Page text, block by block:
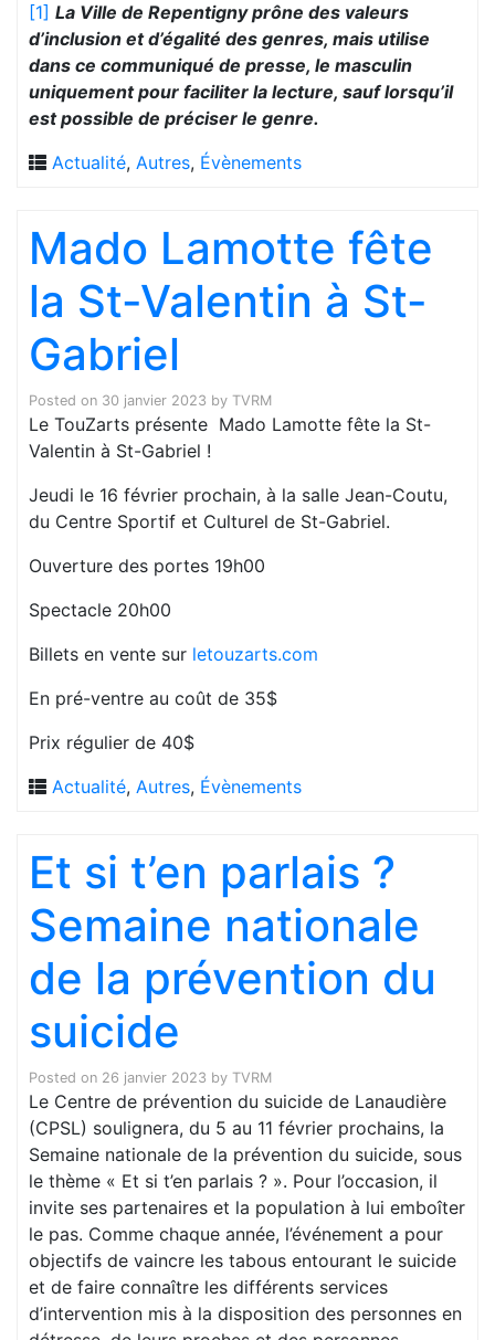
[1] La Ville de Repentigny prône des valeurs
d’inclusion et d’égalité des genres, mais utilise
dans ce communiqué de presse, le masculin
uniquement pour faciliter la lecture, sauf lorsqu’il
est possible de préciser le genre.
Actualité, Autres, Évènements
Mado Lamotte fête
la St-Valentin à St-
Gabriel
Posted on 30 janvier 2023 by TVRM
Le TouZarts présente Mado Lamotte fête la St-
Valentin à St-Gabriel !
Jeudi le 16 février prochain, à la salle Jean-Coutu,
du Centre Sportif et Culturel de St-Gabriel.
Ouverture des portes 19h00
Spectacle 20h00
Billets en vente sur letouzarts.com
En pré-ventre au coût de 35$
Prix régulier de 40$
Actualité, Autres, Évènements
Et si t’en parlais ?
Semaine nationale
de la prévention du
suicide
Posted on 26 janvier 2023 by TVRM
Le Centre de prévention du suicide de Lanaudière
(CPSL) soulignera, du 5 au 11 février prochains, la
Semaine nationale de la prévention du suicide, sous
le thème « Et si t’en parlais ? ». Pour l’occasion, il
invite ses partenaires et la population à lui emboîter
le pas. Comme chaque année, l’événement a pour
objectifs de vaincre les tabous entourant le suicide
et de faire connaître les différents services
d’intervention mis à la disposition des personnes en